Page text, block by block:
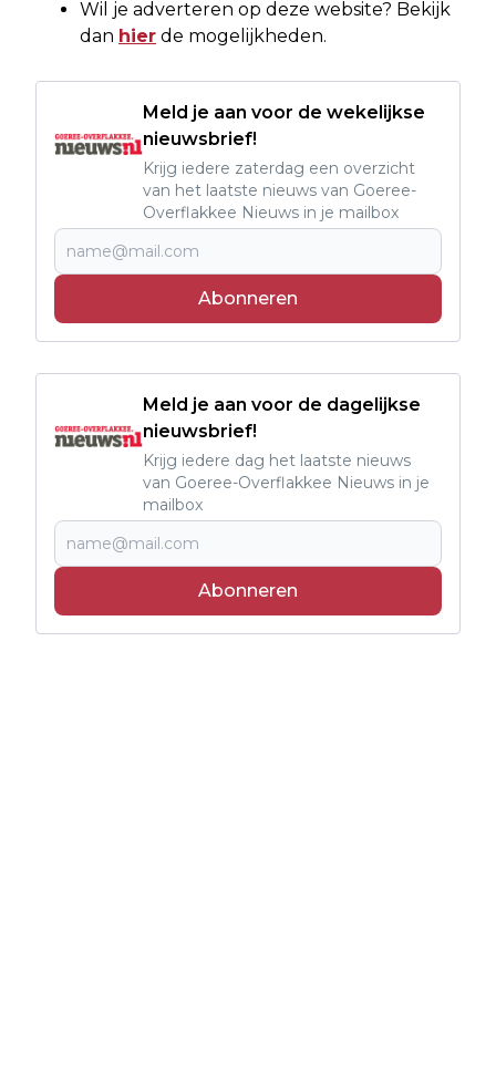
Wil je adverteren op deze website? Bekijk
dan hier de mogelijkheden.
Meld je aan voor de wekelijkse
nieuwsbrief!
Krijg iedere zaterdag een overzicht
van het laatste nieuws van Goeree-
Overflakkee Nieuws in je mailbox
Abonneren
Meld je aan voor de dagelijkse
nieuwsbrief!
Krijg iedere dag het laatste nieuws
van Goeree-Overflakkee Nieuws in je
mailbox
Abonneren